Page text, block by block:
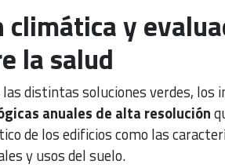
climática y
la salud
distintas soluciones verdes,
anuales de alta resolución
de los edificios como las
y usos del suelo.